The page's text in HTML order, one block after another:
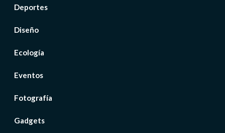
Deportes
Diseño
Ecología
Eventos
Fotografía
Gadgets